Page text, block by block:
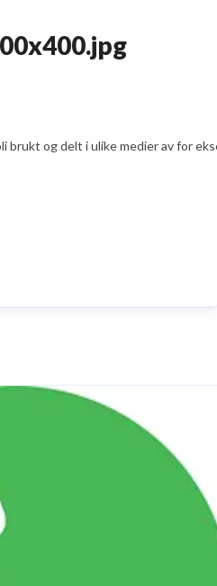
brukt og delt i ulike medier av for